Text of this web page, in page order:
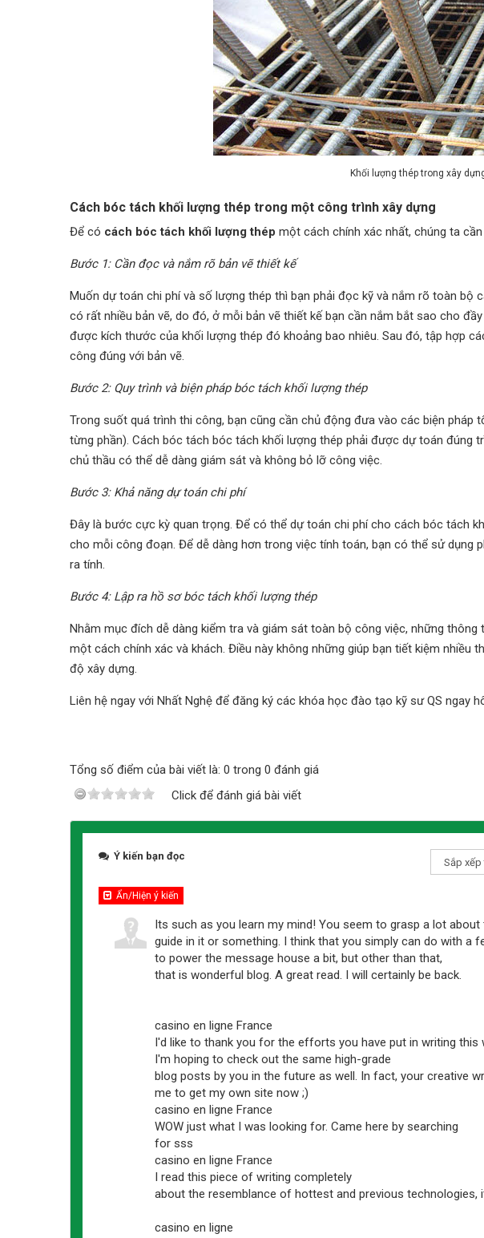
Khối lượng thép trong xây
Cách bóc tách khối lượng thép trong một công trình xây dựng
Để có cách bóc tách khối lượng thép một cách chính xác nhất, chúng ta
Bước 1: Cần đọc và nắm rõ bản vẽ thiết kế
Muốn dự toán chi phí và số lượng thép thì bạn phải đọc kỹ và nắm rõ toàn bộ
có rất nhiều bản vẽ, do đó, ở mỗi bản vẽ thiết kế bạn cần nắm bắt sao cho
được kích thước của khối lượng thép đó khoảng bao nhiêu. Sau đó, tập hợp
công đúng với bản vẽ.
Bước 2: Quy trình và biện pháp bóc tách khối lượng thép
Trong suốt quá trình thi công, bạn cũng cần chủ động đưa vào các biện
từng phần). Cách bóc tách bóc tách khối lượng thép phải được dự toán đúng
chủ thầu có thể dễ dàng giám sát và không bỏ lỡ công việc.
Bước 3: Khả năng dự toán chi phí
Đây là bước cực kỳ quan trọng. Để có thể dự toán chi phí cho cách bóc tách
cho mỗi công đoạn. Để dễ dàng hơn trong việc tính toán, bạn có thể sử dụng
ra tính.
Bước 4: Lập ra hồ sơ bóc tách khối lượng thép
Nhằm mục đích dễ dàng kiểm tra và giám sát toàn bộ công việc, những
một cách chính xác và khách. Điều này không những giúp bạn tiết kiệm nhiều
độ xây dựng.
Liên hệ ngay với Nhất Nghệ để đăng ký các khóa học đào tạo kỹ sư QS ngay
Tổng số điểm của bài viết là: 0 trong 0 đánh giá
Click để đánh giá bài viết
Ý kiến bạn đọc
Ẩn/Hiện ý kiến
Its such as you learn my mind! You seem to grasp a lot
guide in it or something. I think that you simply can do with a
to power the message house a bit, but other than that,
that is wonderful blog. A great read. I will certainly be back.
casino en ligne France
I'd like to thank you for the efforts you have put in writing this
I'm hoping to check out the same high-grade
blog posts by you in the future as well. In fact, your creative
me to get my own site now ;)
casino en ligne France
WOW just what I was looking for. Came here by searching
for sss
casino en ligne France
I read this piece of writing completely
about the resemblance of hottest and previous technologies,
casino en ligne